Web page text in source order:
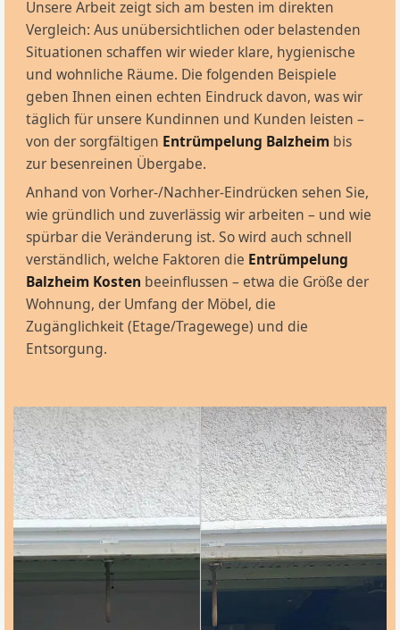
Unsere Arbeit zeigt sich am besten im direkten
Vergleich: Aus unübersichtlichen oder belastenden
Situationen schaffen wir wieder klare, hygienische
und wohnliche Räume. Die folgenden Beispiele
geben Ihnen einen echten Eindruck davon, was wir
täglich für unsere Kundinnen und Kunden leisten –
von der sorgfältigen Entrümpelung Balzheim bis
zur besenreinen Übergabe.
Anhand von Vorher-/Nachher-Eindrücken sehen Sie,
wie gründlich und zuverlässig wir arbeiten – und wie
spürbar die Veränderung ist. So wird auch schnell
verständlich, welche Faktoren die Entrümpelung
Balzheim Kosten beeinflussen – etwa die Größe der
Wohnung, der Umfang der Möbel, die
Zugänglichkeit (Etage/Tragewege) und die
Entsorgung.